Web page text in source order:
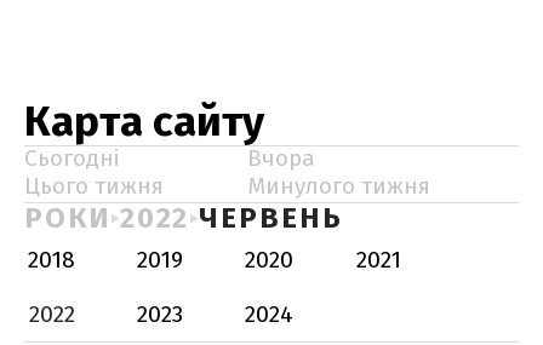
Карта сайту
Сьогодні
Вчора
Цього тижня
Минулого тижня
РОКИ 2022 ЧЕРВЕНЬ
2018 2019 2020
2021
2022
2023
2024